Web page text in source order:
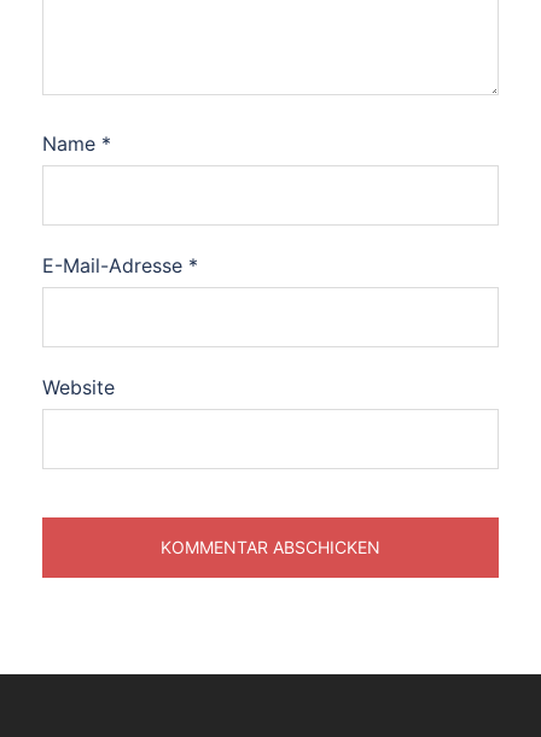
Name *
E-Mail-Adresse *
Website